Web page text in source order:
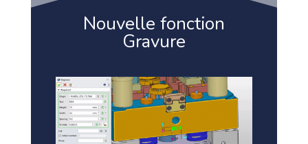
Nouvelle fonction
Gravure